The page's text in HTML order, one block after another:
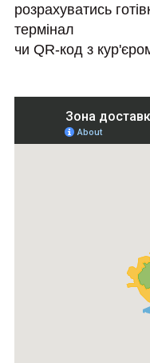
розрахуватись
термінал
чи QR-код з